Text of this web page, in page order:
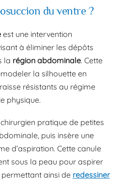
du ventre ?
est une intervention
à éliminer les dépôts
la région abdominale. Cette
la silhouette en
résistants au régime
physique.
pratique de petites
puis insère une
d’aspiration. Cette canule
sous la peau pour aspirer
ainsi de redessiner